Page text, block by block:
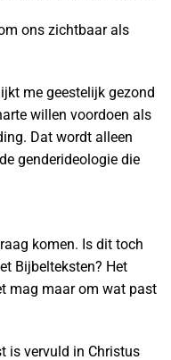
ons zichtbaar als
me geestelijk gezond
willen voordoen als
Dat wordt alleen
genderideologie die
komen. Is dit toch
Bijbelteksten? Het
mag maar om wat past
is vervuld in Christus